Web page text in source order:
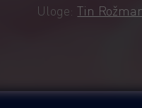
Uloge: Tin